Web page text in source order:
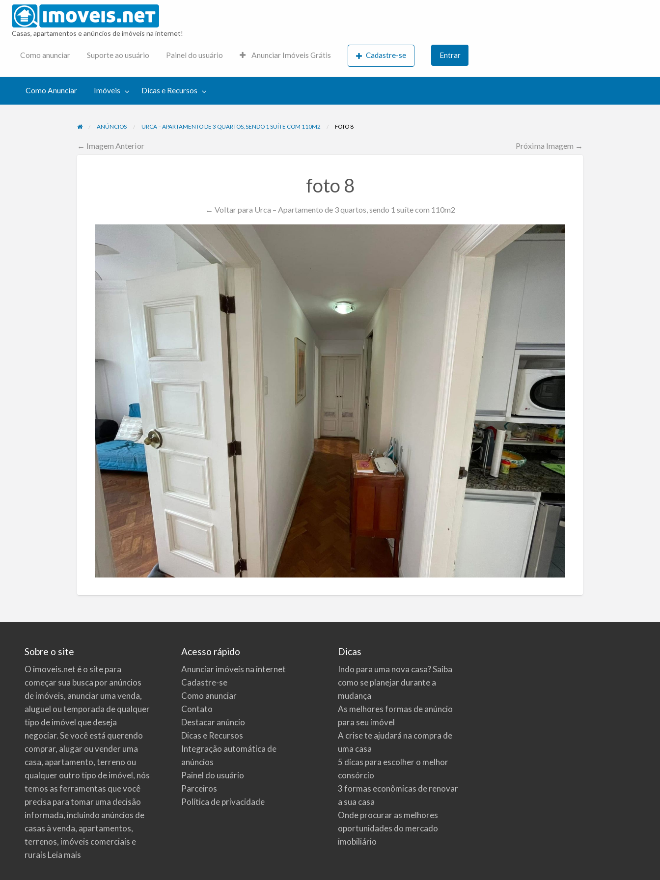
Casas, apartamentos e anúncios de imóveis na internet!
Como anunciar Suporte ao usuário Painel do usuário Anunciar Imóveis Grátis Cadastre-se Entrar
Como Anunciar Imóveis Dicas e Recursos
ANÚNCIOS URCA – APARTAMENTO DE 3 QUARTOS, SENDO 1 SUÍTE COM 110M2 FOTO 8
← Imagem Anterior Próxima Imagem →
foto 8
← Voltar para Urca – Apartamento de 3 quartos, sendo 1 suíte com 110m2
Sobre o site
O imoveis.net é o site para
começar sua busca poranúncios
de imóveis, anunciar uma venda,
aluguel ou temporada de qualquer
tipo de imóvel que deseja
negociar. Se você está querendo
comprar, alugar ou vender uma
casa, apartamento, terreno ou
qualquer outro tipo de imóvel, nós
temos as ferramentas que você
precisa para tomar uma decisão
informada, incluindo anúncios de
casas à venda, apartamentos,
terrenos, imóveis comerciais e
rurais Leia mais
Acesso rápido
Anunciar imóveis na internet
Cadastre-se
Como anunciar
Contato
Destacar anúncio
Dicas e Recursos
Integração automática de
anúncios
Painel do usuário
Parceiros
Política de privacidade
Dicas
Indo para uma nova casa? Saiba
como se planejar durante a
mudança
As melhores formas de anúncio
para seu imóvel
A crise te ajudará na compra de
uma casa
5 dicas para escolher o melhor
consórcio
3 formas econômicas de renovar
a sua casa
Onde procurar as melhores
oportunidades do mercado
imobiliário